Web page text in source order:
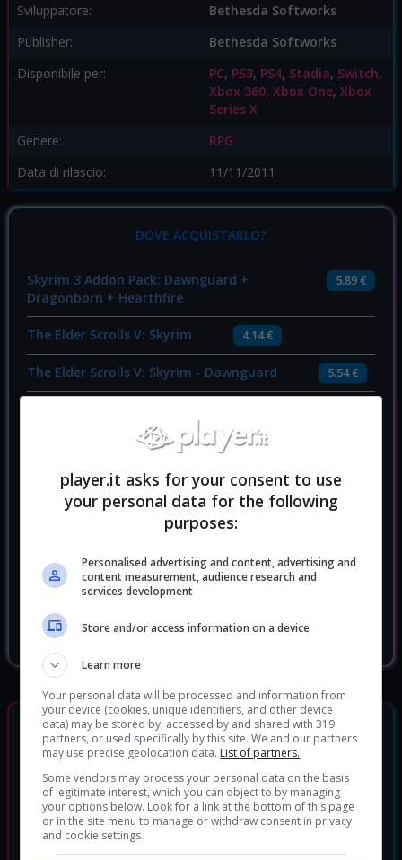
Sviluppatore:
Bethesda Softworks
Publisher:
Bethesda Softworks
Disponibile per:
PC, PS3, PS4, Stadia, Switch,
Xbox 360, Xbox One, Xbox
Series X
Genere:
RPG
Data di rilascio:
11/11/2011
DOVE ACQUISTARLO?
Skyrim 3 Addon Pack: Dawnguard +
Dragonborn + Hearthfire
5.89 €
The Elder Scrolls V: Skyrim 4.14 €
The Elder Scrolls V: Skyrim - Dawnguard 5.54 €
The Elder Scrolls V: Skyrim - Hearthfire
The Elder Scrolls V: Skyrim Legendary
Edition
7.06 €
Xbox ONE
The Elder Scrolls V: Skyrim Switch
The Elder Scrolls V: Skyrim VR 13.99 €
GIOCHI SIMILI
player.it asks for your consent to use
your personal data for the following
purposes:
Personalised advertising and content, advertising and
content measurement, audience research and
services development
Store and/or access information on a device
Learn more
Your personal data will be processed and information from
your device (cookies, unique identifiers, and other device
data) may be stored by, accessed by and shared with 319
partners, or used specifically by this site. We and our partners
may use precise geolocation data. List of partners.
Some vendors may process your personal data on the basis
of legitimate interest, which you can object to by managing
your options below. Look for a link at the bottom of this page
or in the site menu to manage or withdraw consent in privacy
and cookie settings.